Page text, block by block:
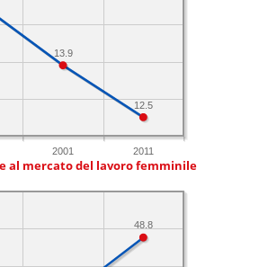
2001 2011
12.5
13.9
al mercato del lavoro femminile
48.8